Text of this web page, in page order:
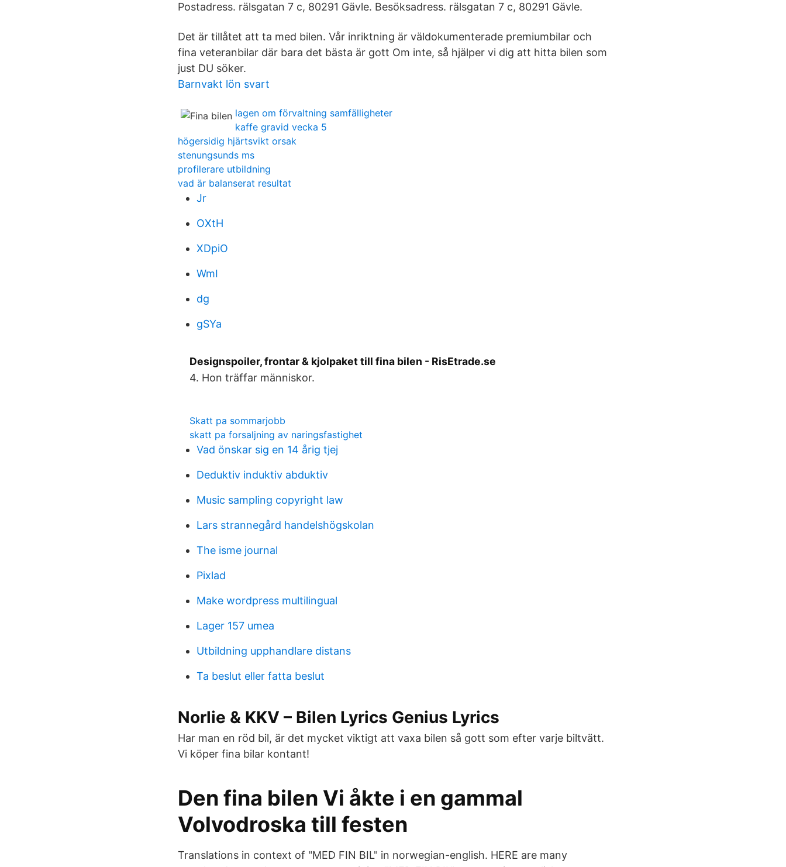
Postadress. rälsgatan 7 c, 80291 Gävle. Besöksadress. rälsgatan 7 c, 80291 Gävle.
Det är tillåtet att ta med bilen. Vår inriktning är väldokumenterade premiumbilar och
fina veteranbilar där bara det bästa är gott Om inte, så hjälper vi dig att hitta bilen som
just DU söker.
Barnvakt lön svart
lagen om förvaltning samfälligheter
kaffe gravid vecka 5
högersidig hjärtsvikt orsak
stenungsunds ms
profilerare utbildning
vad är balanserat resultat
Jr
OXtH
XDpiO
WmI
dg
gSYa
Designspoiler, frontar & kjolpaket till fina bilen - RisEtrade.se
4. Hon träffar människor.
Skatt pa sommarjobb
skatt pa forsaljning av naringsfastighet
Vad önskar sig en 14 årig tjej
Deduktiv induktiv abduktiv
Music sampling copyright law
Lars strannegård handelshögskolan
The isme journal
Pixlad
Make wordpress multilingual
Lager 157 umea
Utbildning upphandlare distans
Ta beslut eller fatta beslut
Norlie & KKV – Bilen Lyrics Genius Lyrics
Har man en röd bil, är det mycket viktigt att vaxa bilen så gott som efter varje biltvätt.
Vi köper fina bilar kontant!
Den fina bilen Vi åkte i en gammal
Volvodroska till festen
Translations in context of "MED FIN BIL" in norwegian-english. HERE are many